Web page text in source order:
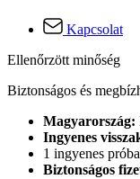
Kapcsolat
Ellenőrzött minőség
Biztonságos és
Magyarország:
Ingyenes
1 ingyenes
Biztonságos